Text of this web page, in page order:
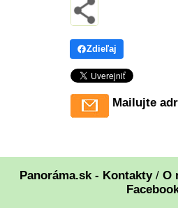
Zdieľaj
Mailujte
Panoráma.sk - Kontakty/ O